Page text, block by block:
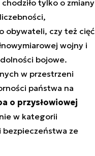
tylko o zmiany
obywateli, czy też cięć
wojny i
bojowe.
w przestrzeni
państwa na
o przysłowiowej
w kategorii
bezpieczeństwa ze